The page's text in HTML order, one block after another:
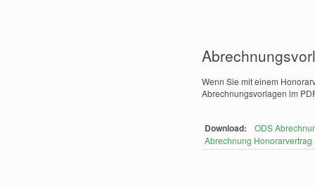
Wenn Sie mit einem
Abrechnungsvorlagen im
Download:
ODS
Abrechnung Honorarvertrag